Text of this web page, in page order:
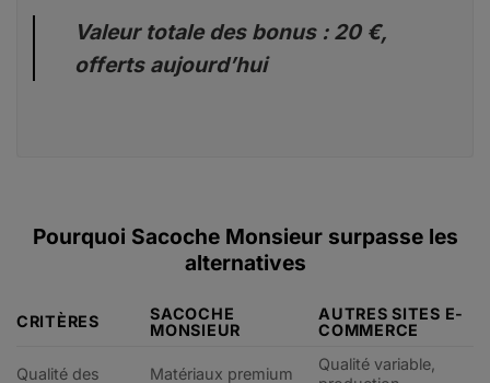
Valeur totale des bonus : 20 €,
offerts aujourd’hui
Pourquoi Sacoche Monsieur surpasse les
alternatives
CRITÈRES
SACOCHE
MONSIEUR
AUTRES SITES E-
COMMERCE
Qualité des Matériaux premium
Qualité variable,